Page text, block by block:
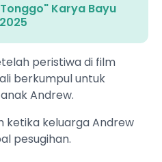
Karya Bayu
peristiwa di film
berkumpul untuk
Andrew.
ketika keluarga Andrew
pesugihan.